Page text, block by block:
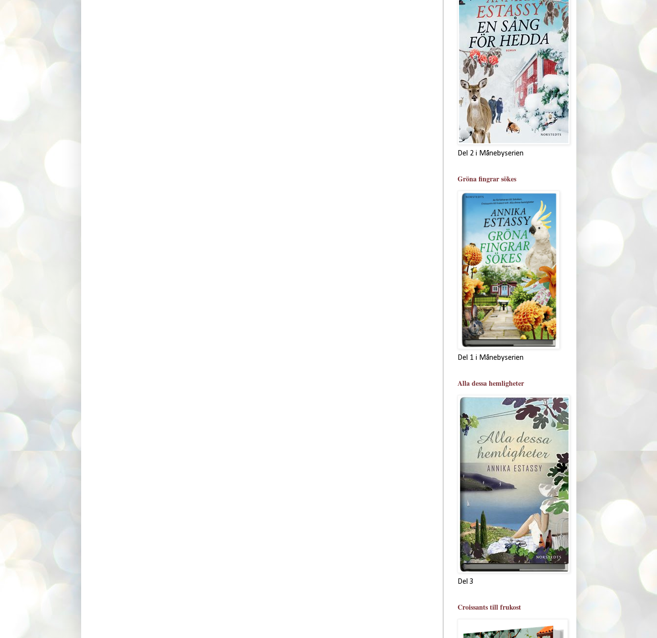
Del 2 i Månebyserien
Gröna fingrar sökes
Del 1 i Månebyserien
Alla dessa hemligheter
Del 3
Croissants till frukost